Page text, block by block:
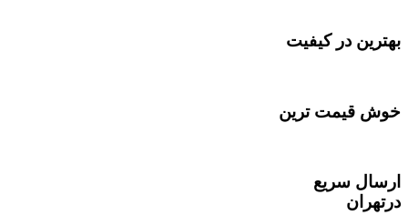
بهترین در کیفیت
خوش قیمت ترین
ارسال سریع
درتهران